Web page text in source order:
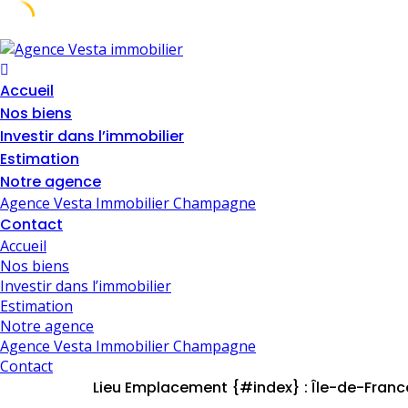
Skip
to
content
Accueil
Nos biens
Investir dans l’immobilier
Estimation
Notre agence
Agence Vesta Immobilier Champagne
Contact
Accueil
Nos biens
Investir dans l’immobilier
Estimation
Notre agence
Agence Vesta Immobilier Champagne
Contact
Lieu Emplacement {#index} : Île-de-